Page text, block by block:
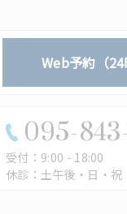
Web予約（24
095-
受付：9:00 - 18:00
休診：土午後・日・祝